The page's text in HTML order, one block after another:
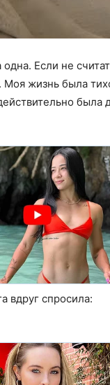
Если не
Моя жизнь была
была
вдруг спросила: